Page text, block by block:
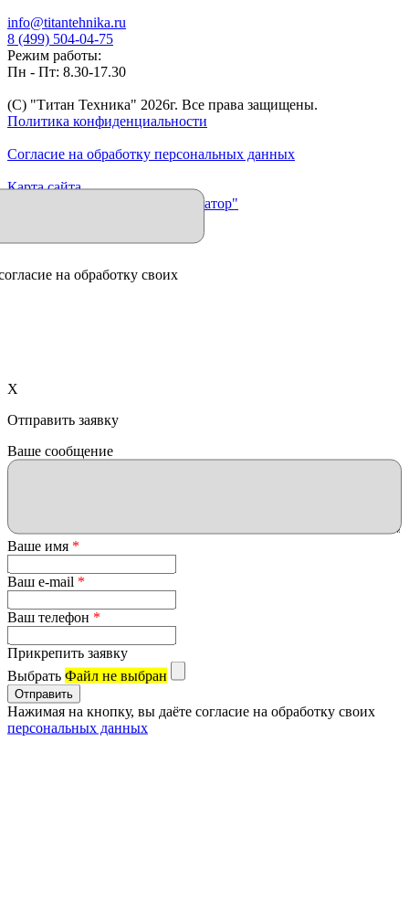
info@titantehnika.ru
8 (499) 504-04-75
Режим работы:
Пн - Пт: 8.30-17.30
(C) "Титан Техника" 2026г. Все права защищены.
Политика конфиденциальности
Согласие на обработку персональных данных
Карта сайта
Продвижение сайта "Иллюминатор"
на обработку своих
X
Отправить заявку
Ваше сообщение
Ваше имя *
Ваш e-mail *
Ваш телефон *
Прикрепить заявку
Выбрать Файл не выбран
Нажимая на кнопку, вы даёте согласие на обработку своих
персональных данных